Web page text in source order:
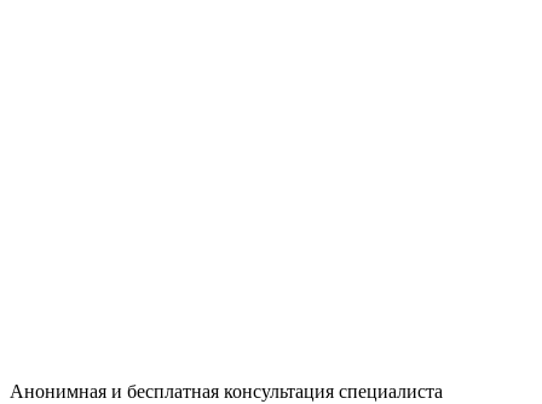
Анонимная и бесплатная консультация специалиста